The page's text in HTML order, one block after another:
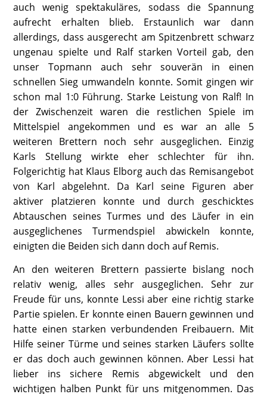
auch wenig spektakuläres, sodass die Spannung
aufrecht erhalten blieb. Erstaunlich war dann
allerdings, dass ausgerecht am Spitzenbrett schwarz
ungenau spielte und Ralf starken Vorteil gab, den
unser Topmann auch sehr souverän in einen
schnellen Sieg umwandeln konnte. Somit gingen wir
schon mal 1:0 Führung. Starke Leistung von Ralf! In
der Zwischenzeit waren die restlichen Spiele im
Mittelspiel angekommen und es war an alle 5
weiteren Brettern noch sehr ausgeglichen. Einzig
Karls Stellung wirkte eher schlechter für ihn.
Folgerichtig hat Klaus Elborg auch das Remisangebot
von Karl abgelehnt. Da Karl seine Figuren aber
aktiver platzieren konnte und durch geschicktes
Abtauschen seines Turmes und des Läufer in ein
ausgeglichenes Turmendspiel abwickeln konnte,
einigten die Beiden sich dann doch auf Remis.
An den weiteren Brettern passierte bislang noch
relativ wenig, alles sehr ausgeglichen. Sehr zur
Freude für uns, konnte Lessi aber eine richtig starke
Partie spielen. Er konnte einen Bauern gewinnen und
hatte einen starken verbundenden Freibauern. Mit
Hilfe seiner Türme und seines starken Läufers sollte
er das doch auch gewinnen können. Aber Lessi hat
lieber ins sichere Remis abgewickelt und den
wichtigen halben Punkt für uns mitgenommen. Das